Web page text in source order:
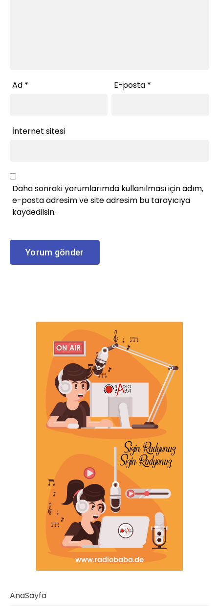
Ad * E-posta *
İnternet sitesi
Daha sonraki yorumlarımda kullanılması için adım,
e-posta adresim ve site adresim bu tarayıcıya
kaydedilsin.
AnaSayfa